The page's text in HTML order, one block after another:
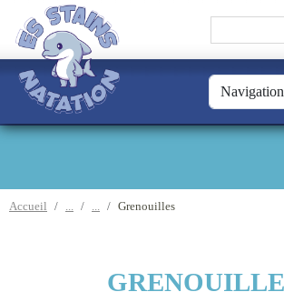
Accueil Grenouilles
Panneau de gestion des cookies